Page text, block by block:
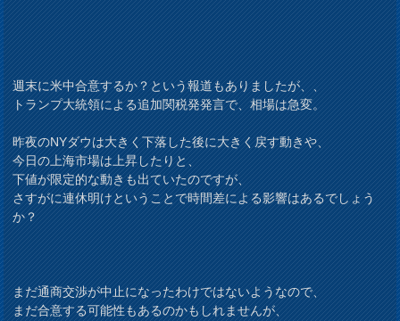
週末に米中合意するか？という報道もありましたが、、
トランプ大統領による追加関税発発言で、相場は急変。
昨夜のNYダウは大きく下落した後に大きく戻す動きや、
今日の上海市場は上昇したりと、
下値が限定的な動きも出ていたのですが、
さすがに連休明けということで時間差による影響はあるでしょう
か？
まだ通商交渉が中止になったわけではないようなので、
まだ合意する可能性もあるのかもしれませんが、